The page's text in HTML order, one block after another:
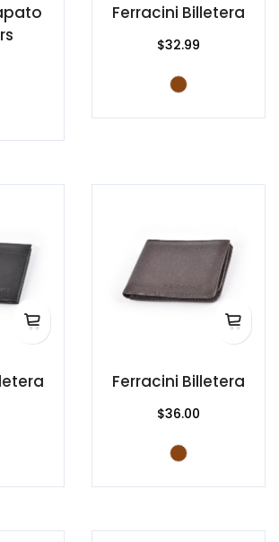
Ferracini Billetera
$32.99
Ferracini Billetera
$36.00